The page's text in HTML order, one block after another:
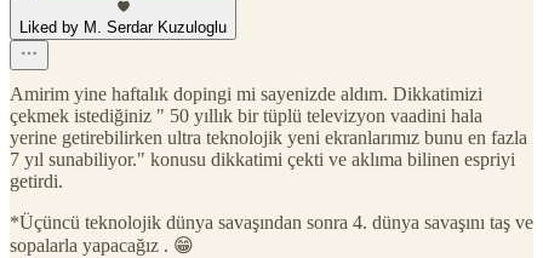
Liked by M. Serdar Kuzuloglu
Amirim yine haftalık dopingi mi sayenizde aldım. Dikkatimizi
çekmek istediğiniz " 50 yıllık bir tüplü televizyon vaadini hala
yerine getirebilirken ultra teknolojik yeni ekranlarımız bunu en fazla
7 yıl sunabiliyor." konusu dikkatimi çekti ve aklıma bilinen espriyi
getirdi.
*Üçüncü teknolojik dünya savaşından sonra 4. dünya savaşını taş ve
sopalarla yapacağız . 😁